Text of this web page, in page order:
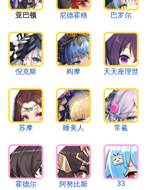
亚巴顿 尼德霍格 巴罗尔
倪克斯 阎摩 天天座理世
苏摩 睡美人 常羲
霍德尔 阿努比斯 33